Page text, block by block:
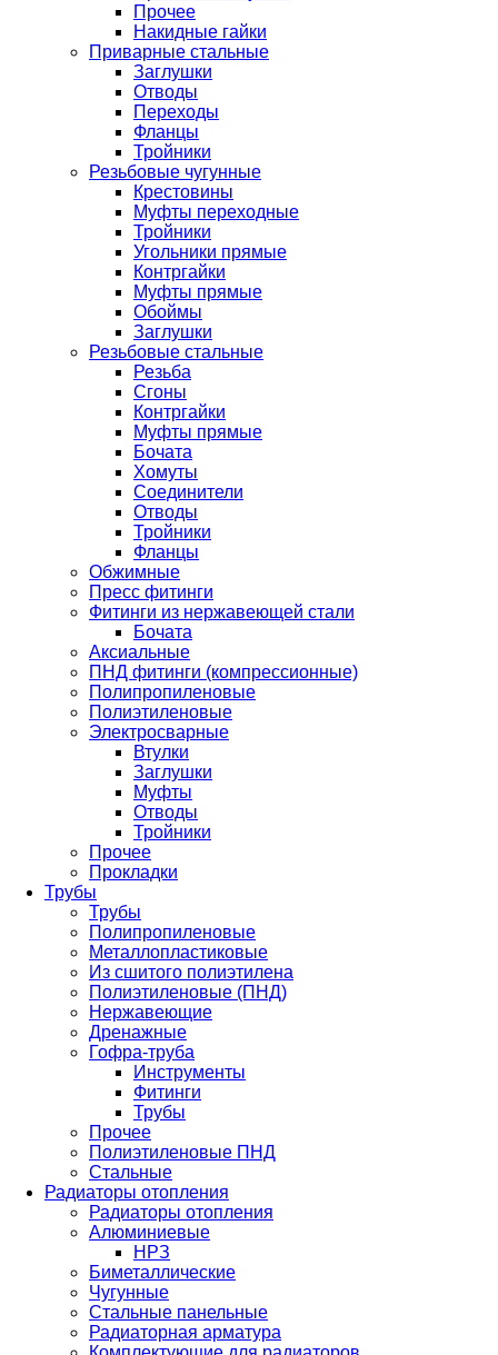
Прочее
Накидные гайки
Приварные стальные
Заглушки
Отводы
Переходы
Фланцы
Тройники
Резьбовые чугунные
Крестовины
Муфты переходные
Тройники
Угольники прямые
Контргайки
Муфты прямые
Обоймы
Заглушки
Резьбовые стальные
Резьба
Сгоны
Контргайки
Муфты прямые
Бочата
Хомуты
Соединители
Отводы
Тройники
Фланцы
Обжимные
Пресс фитинги
Фитинги из нержавеющей стали
Бочата
Аксиальные
ПНД фитинги (компрессионные)
Полипропиленовые
Полиэтиленовые
Электросварные
Втулки
Заглушки
Муфты
Отводы
Тройники
Прочее
Прокладки
Трубы
Трубы
Полипропиленовые
Металлопластиковые
Из сшитого полиэтилена
Полиэтиленовые (ПНД)
Нержавеющие
Дренажные
Гофра-труба
Инструменты
Фитинги
Трубы
Прочее
Полиэтиленовые ПНД
Стальные
Радиаторы отопления
Радиаторы отопления
Алюминиевые
НРЗ
Биметаллические
Чугунные
Стальные панельные
Радиаторная арматура